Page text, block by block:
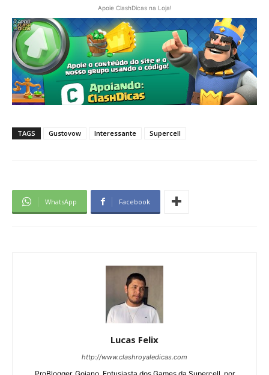
Apoie ClashDicas na Loja!
TAGS Gustovow Interessante Supercell
WhatsApp Facebook
Lucas Felix
http://www.clashroyaledicas.com
ProBlogger, Goiano, Entusiasta dos Games da Supercell, por